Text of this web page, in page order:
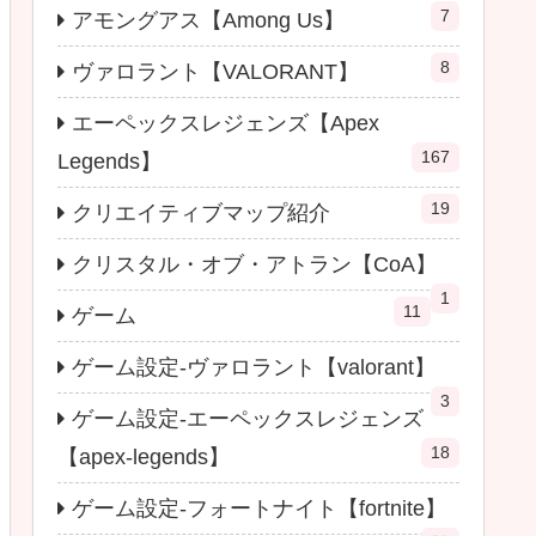
アモングアス【Among Us】 7
ヴァロラント【VALORANT】 8
エーペックスレジェンズ【Apex
Legends】
167
クリエイティブマップ紹介 19
クリスタル・オブ・アトラン【CoA】
1
ゲーム 11
ゲーム設定-ヴァロラント【valorant】
3
ゲーム設定-エーペックスレジェンズ
【apex-legends】
18
ゲーム設定-フォートナイト【fortnite】